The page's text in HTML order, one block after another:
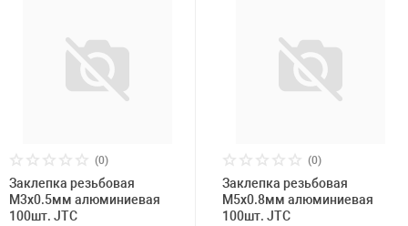
(0)
Заклепка резьбовая
M3х0.5мм алюминиевая
100шт. JTC
(0)
Заклепка резьбовая
M5х0.8мм алюминиевая
100шт. JTC